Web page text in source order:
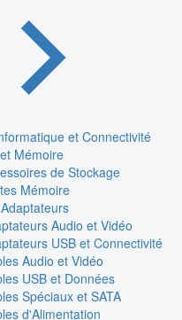
et Connectivité
Mémoire
de Stockage
Mémoire
Audio et Vidéo
USB et Connectivité
Audio et Vidéo
USB et Données
Spéciaux et SATA
d'Alimentation